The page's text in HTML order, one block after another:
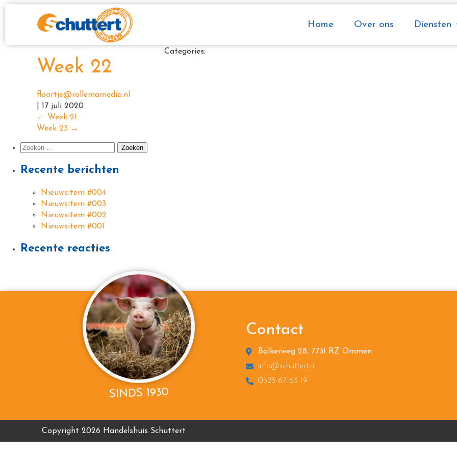
Home Over ons Diensten
Week 22
floortje@rollemamedia.nl
17 juli 2020
Categories:
← Week 21
Week 23 →
Recente berichten
Nieuwsitem #004
Nieuwsitem #003
Nieuwsitem #002
Nieuwsitem #001
Recente reacties
SINDS 1930
Contact
Balkerweg 28, 7731 RZ Ommen
info@schuttert.nl
0523 67 63 19
Copyright 2026 Handelshuis Schuttert